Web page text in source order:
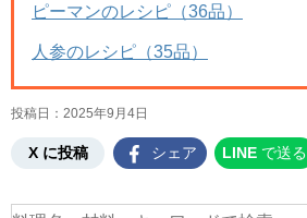
ピーマンのレシピ（36品）
人参のレシピ（35品）
投稿日： 2025年9月4日
X に投稿 シェア LINE で送る